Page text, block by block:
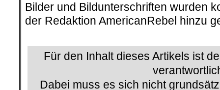
Bilder und Bildunterschriften wurden
der Redaktion AmericanRebel hinzu
Für den Inhalt dieses Artikels ist
Dabei muss es sich nicht